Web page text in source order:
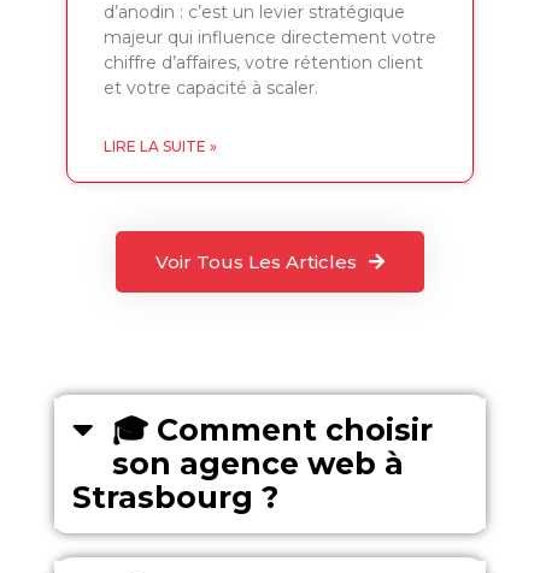
d’anodin : c’est un levier stratégique
majeur qui influence directement votre
chiffre d’affaires, votre rétention client
et votre capacité à scaler.
LIRE LA SUITE »
Voir Tous Les Articles
🎓 Comment choisir
son agence web à
Strasbourg ?